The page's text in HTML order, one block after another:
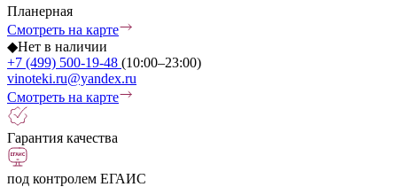
Планерная
Смотреть на карте
◆Нет в наличии
+7 (499) 500-19-48 (10:00–23:00)
vinoteki.ru@yandex.ru
Смотреть на карте
Гарантия качества
под контролем ЕГАИС